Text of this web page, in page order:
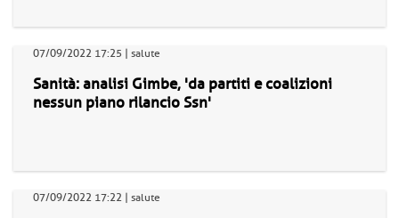
07/09/2022 17:25 | salute
Sanità: analisi Gimbe, 'da partiti e coalizioni
nessun piano rilancio Ssn'
07/09/2022 17:22 | salute